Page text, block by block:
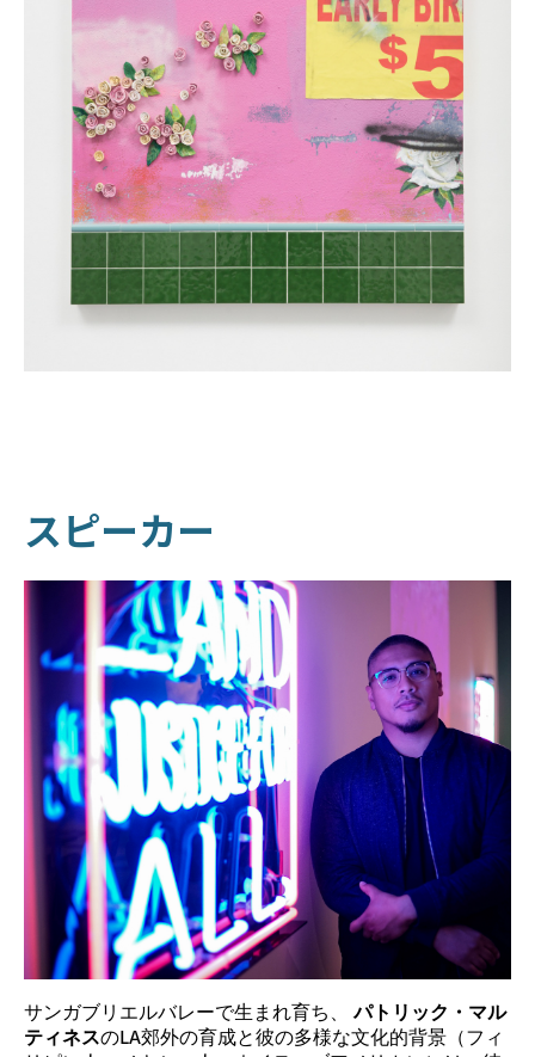
スピーカー
サンガブリエルバレーで生まれ育ち、パトリック・マル
ティネスのLA郊外の育成と彼の多様な文化的背景（フィ